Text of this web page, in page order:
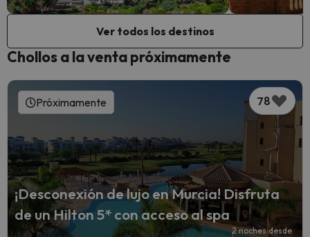
Ver todos los destinos
Chollos a la venta próximamente
78
Próximamente
¡Desconexión de lujo en Murcia! Disfruta
de un Hilton 5* con acceso al spa
2 noches desde